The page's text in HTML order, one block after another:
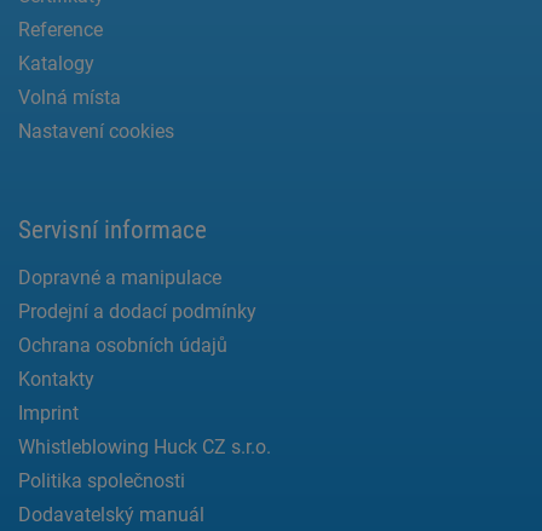
Reference
Katalogy
Volná místa
Nastavení cookies
Servisní informace
Dopravné a manipulace
Prodejní a dodací podmínky
Ochrana osobních údajů
Kontakty
Imprint
Whistleblowing Huck CZ s.r.o.
Politika společnosti
Dodavatelský manuál